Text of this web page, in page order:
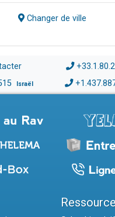
Changer de ville
Israël